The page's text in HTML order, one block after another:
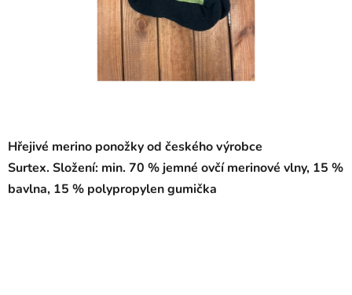
Hřejivé merino ponožky od českého výrobce
Surtex. Složení: min. 70 % jemné ovčí merinové vlny, 15 %
bavlna, 15 % polypropylen gumička